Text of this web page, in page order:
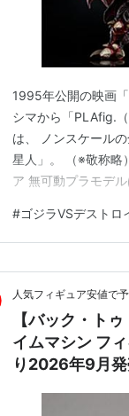
1995年公開の映画
シマから「PLAfig.
は、 ノンスケール
星人」。 （※敬称略
ア 無可動プラモデ
MODEROID『スー
#ゴジラVSデストロ
人気フィギュア安値で
【バック・ト
イムマシン フ
り2026年9月